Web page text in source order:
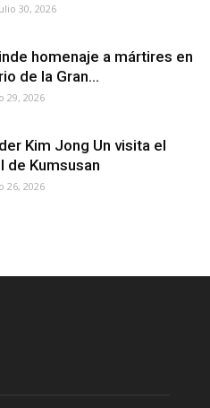
30, 2026
homenaje a mártires en
de la Gran...
29, 2026
Kim Jong Un visita el
de Kumsusan
26, 2026